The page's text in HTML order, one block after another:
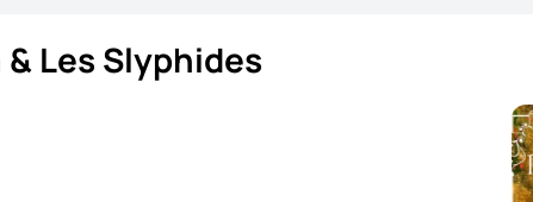
Les Slyphides